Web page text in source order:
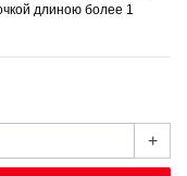
длиною более 1
+